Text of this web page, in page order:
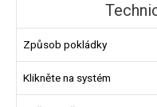
Způsob pokládky
Klikněte na systém